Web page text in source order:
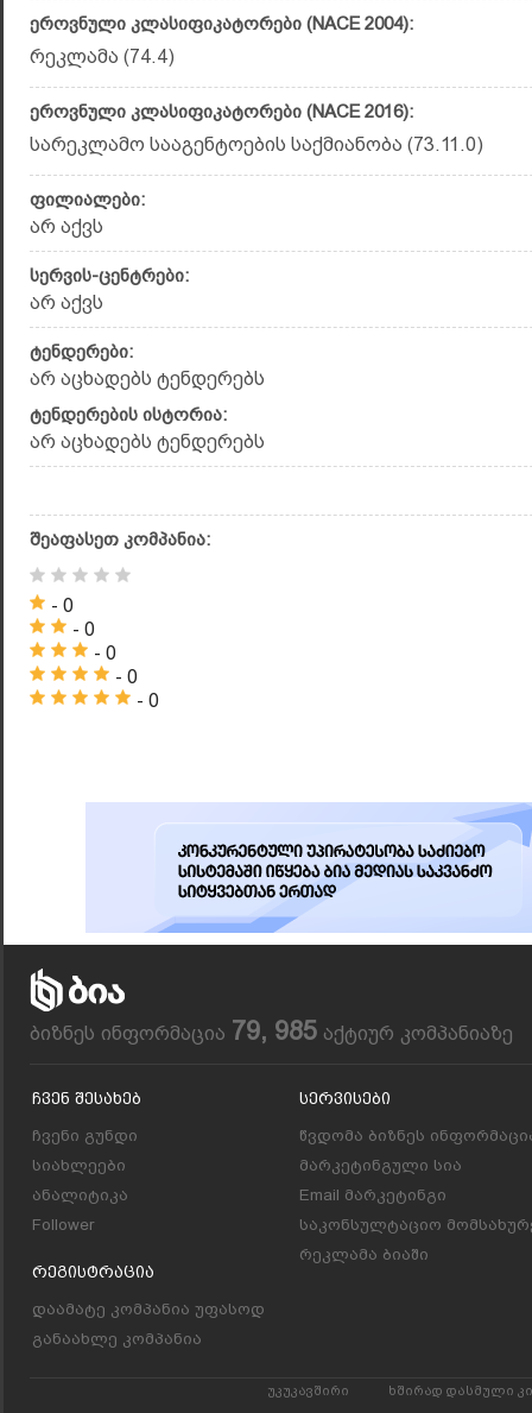
ეროვნული კლასიფიკატორები (NACE 2004):
რეკლამა (74.4)
ეროვნული კლასიფიკატორები (NACE 2016):
სარეკლამო სააგენტოების საქმიანობა (73.11.0)
ფილიალები:
არ აქვს
სერვის-ცენტრები:
არ აქვს
ტენდერები:
არ აცხადებს ტენდერებს
ტენდერების ისტორია:
არ აცხადებს ტენდერებს
შეაფასეთ კომპანია:
- 0
- 0
- 0
- 0
- 0
ბიზნეს ინფორმაცია 79, 985 აქტიურ კომპანიაზე
Ჩვენ Შესახებ
ჩვენი გუნდი
სიახლეები
ანალიტიკა
Follower
Რეგისტრაცია
დაამატე კომპანია უფასოდ
განაახლე კომპანია
Სერვისები
წვდომა ბიზნეს
მარკეტინგული სია
Email მარკეტინგი
საკონსულტაციო
რეკლამა ბიაში
უკუკავშირი ხშირად დასმული